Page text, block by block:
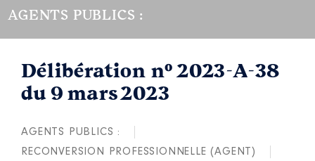
AGENTS PUBLICS :
Délibération n° 2023-A-38
du 9 mars 2023
AGENTS PUBLICS :
RECONVERSION PROFESSIONNELLE (AGENT)